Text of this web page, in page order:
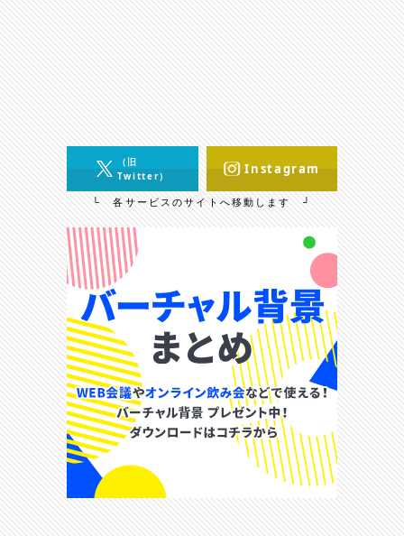
（旧
Twitter）
Instagram
└ 各サービスのサイトへ移動します ┘